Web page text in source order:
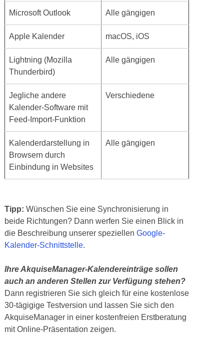
Microsoft Outlook Alle gängigen
Apple Kalender macOS, iOS
Lightning (Mozilla
Thunderbird)
Alle gängigen
Jegliche andere
Kalender-Software mit
Feed-Import-Funktion
Verschiedene
Kalenderdarstellung in
Browsern durch
Einbindung in Websites
Alle gängigen
Tipp: Wünschen Sie eine Synchronisierung in
beide Richtungen? Dann werfen Sie einen Blick in
die Beschreibung unserer speziellen Google-
Kalender-Schnittstelle.
Ihre AkquiseManager-Kalendereinträge sollen
auch an anderen Stellen zur Verfügung stehen?
Dann registrieren Sie sich gleich für eine kostenlose
30-tägigige Testversion und lassen Sie sich den
AkquiseManager in einer kostenfreien Erstberatung
mit Online-Präsentation zeigen.